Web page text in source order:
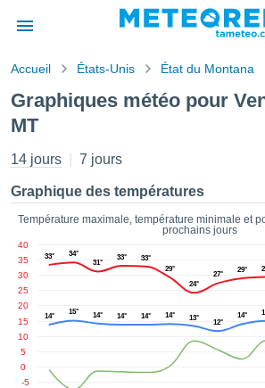
de
a
des
Vous
en
les
:
Accueil États-Unis État du Montana
Graphiques météo pour
MT
14 jours 7 jours
Graphique des températures
Température maximale, température minimale et
prochains jours
-5
0
5
10
15
20
25
30
35
40
33°
34°
31°
33°
33°
29°
24°
27°
29°
14°
15° 14° 14° 14° 14° 13°
12°
14°